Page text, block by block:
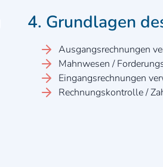
4. Grundlagen
Ausgangsrechnungen
Mahnwesen /
Eingangsrechnungen
Rechnungskontrolle /